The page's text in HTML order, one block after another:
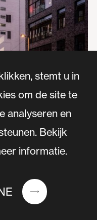
stemt u in
om de site te
analyseren en
Bekijk
informatie.